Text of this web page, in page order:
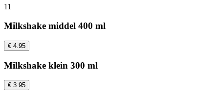
11
Milkshake middel 400 ml
€ 4.95
Milkshake klein 300 ml
€ 3.95